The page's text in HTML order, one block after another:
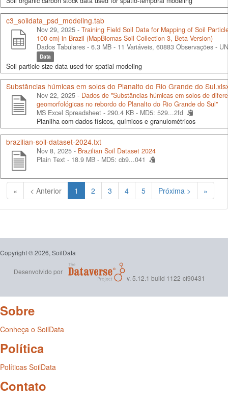
c3_soildata_psd_modeling.tab
Nov 29, 2025 - Training Field Soil Data for Mapping of Soil
100 cm) in Brazil (MapBiomas Soil Collection 3, Beta Version)
Dados Tabulares - 6.3 MB - 11 Variáveis, 60883 Observações -
Data
Soil particle-size data used for spatial modeling
Substâncias húmicas em solos do Planalto do Rio Grande do
Nov 22, 2025 - Dados de "Substâncias húmicas em solos de
geomorfológicas no rebordo do Planalto do Rio Grande do Sul"
MS Excel Spreadsheet - 290.4 KB - MD5: 529...2fd
Planilha com dados físicos, químicos e granulométricos
brazilian-soil-dataset-2024.txt
Nov 8, 2025 - Brazilian Soil Dataset 2024
Plain Text - 18.9 MB - MD5: cb9...041
« < Anterior 1 (Atual)
2 3 4 5 Próxima > »
Copyright © 2026, SoilData
Desenvolvido por
v. 5.12.1 build 1122-cf90431
Sobre
Conheça o SoilData
Política
Políticas SoilData
Contato